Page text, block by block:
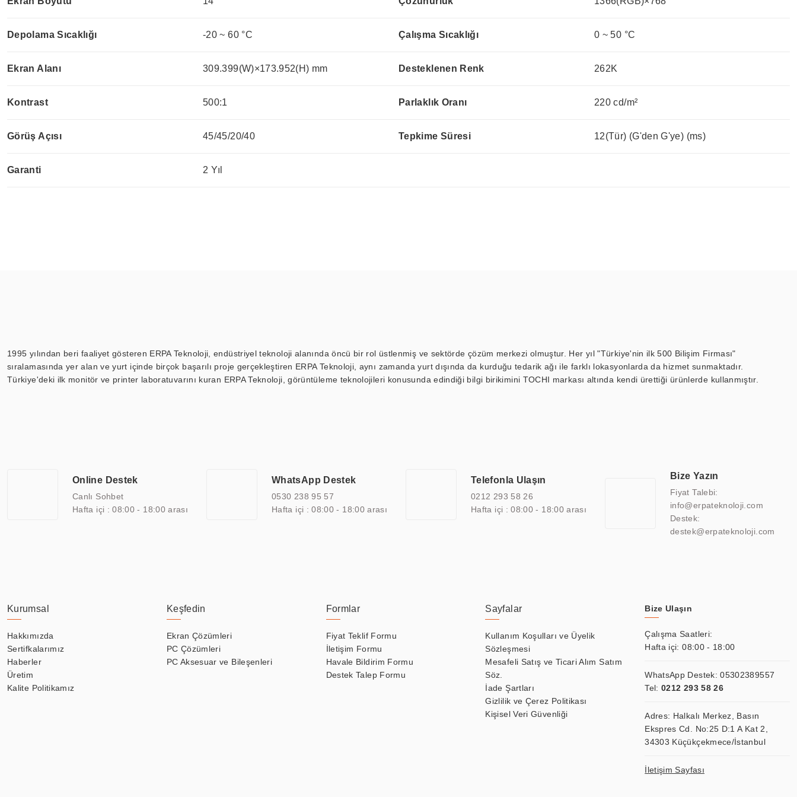
Depolama Sıcaklığı -20 ~ 60 °C Çalışma Sıcaklığı 0 ~ 50 °C
Ekran Alanı 309.399(W)×173.952(H) mm Desteklenen Renk 262K
Kontrast 500:1 Parlaklık Oranı 220 cd/m²
Görüş Açısı 45/45/20/40 Tepkime Süresi 12(Tür) (G'den G'ye) (ms)
Garanti 2 Yıl
1995 yılından beri faaliyet gösteren ERPA Teknoloji, endüstriyel teknoloji alanında öncü bir rol üstlenmiş ve sektörde çözüm merkezi olmuştur. Her yıl "Türkiye'nin ilk 500 Bilişim Firması"
sıralamasında yer alan ve yurt içinde birçok başarılı proje gerçekleştiren ERPA Teknoloji, aynı zamanda yurt dışında da kurduğu tedarik ağı ile farklı lokasyonlarda da hizmet sunmaktadır.
Türkiye'deki ilk monitör ve printer laboratuvarını kuran ERPA Teknoloji, görüntüleme teknolojileri konusunda edindiği bilgi birikimini TOCHI markası altında kendi ürettiği ürünlerde kullanmıştır.
arasında yer almaktadır. ERPA Teknoloji, uluslararası standartlarda kalite belgelerine ve sertifikalara sahip olup, etik değerlere bağlı bir şekilde hareket etmektedir. Kaliteli ekipmanı, uzman kadroları,
yılların getirdiği bilgi ve tecrübe ile birleştiren ERPA Teknoloji, özel çözümleri ile iş ortaklarının öne çıkmasına ve sürekli gelişimine katkı sağlamaktadır.
Online Destek
Canlı Sohbet
Hafta içi : 08:00 - 18:00 arası
WhatsApp Destek
0530 238 95 57
Hafta içi : 08:00 - 18:00 arası
Telefonla Ulaşın
0212 293 58 26
Hafta içi : 08:00 - 18:00 arası
Bize Yazın
Fiyat Talebi:
info@erpateknoloji.com
Destek:
destek@erpateknoloji.com
Kurumsal
Hakkımızda
Sertifkalarımız
Haberler
Üretim
Kalite Politikamız
Keşfedin
Ekran Çözümleri
PC Çözümleri
PC Aksesuar ve Bileşenleri
Formlar
Fiyat Teklif Formu
İletişim Formu
Havale Bildirim Formu
Destek Talep Formu
Sayfalar
Kullanım Koşulları ve Üyelik
Sözleşmesi
Mesafeli Satış ve Ticari Alım Satım
Söz.
İade Şartları
Gizlilik ve Çerez Politikası
Kişisel Veri Güvenliği
Bize Ulaşın
Çalışma Saatleri:
Hafta içi: 08:00 - 18:00
WhatsApp Destek:05302389557
Tel: 0212 293 58 26
Adres: Halkalı Merkez, Basın
Ekspres Cd. No:25 D:1 A Kat 2,
34303 Küçükçekmece/İstanbul
İletişim Sayfası